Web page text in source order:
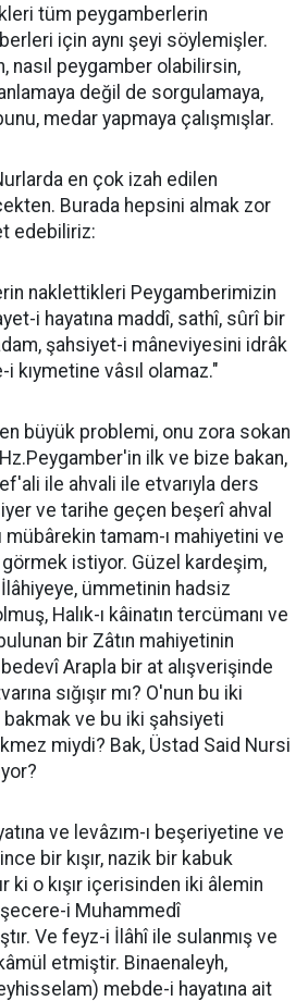
tüm peygamberlerin
için aynı şeyi söylemişler.
nasıl peygamber olabilirsin,
değil de sorgulamaya,
medar yapmaya çalışmışlar.
en çok izah edilen
Burada hepsini almak zor
edebiliriz:
naklettikleri Peygamberimizin
i hayatına maddî, sathî, sûrî bir
şahsiyet-i mâneviyesini idrâk
kıymetine vâsıl olamaz."
en büyük problemi, onu zora sokan
ilk ve bize bakan,
ile ahvali ile etvarıyla ders
ve tarihe geçen beşerî ahval
mübârekin tamam-ı mahiyetini ve
görmek istiyor. Güzel kardeşim,
ümmetinin hadsiz
Halık-ı kâinatın tercümanı ve
bir Zâtın mahiyetinin
Arapla bir at alışverişinde
sığışır mı? O'nun bu iki
bakmak ve bu iki şahsiyeti
miydi? Bak, Üstad Said Nursi
ve levâzım-ı beşeriyetine ve
bir kışır, nazik bir kabuk
ki o kışır içerisinden iki âlemin
i Muhammedî
Ve feyz-i İlâhî ile sulanmış ve
etmiştir. Binaenaleyh,
mebde-i hayatına ait